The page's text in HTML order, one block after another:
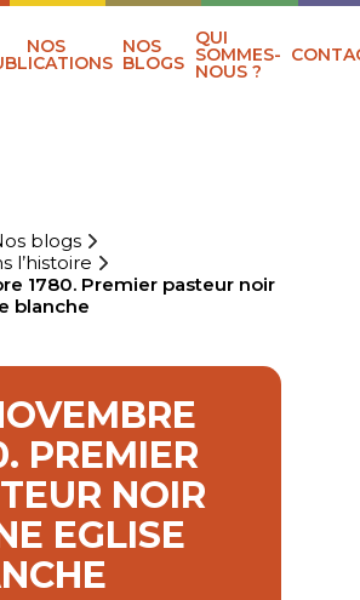
NOS NOS
BLOGS
QUI
SOMMES-
NOUS ?
blogs
l’histoire
1780. Premier pasteur noir
blanche
PREMIER
NOIR
EGLISE